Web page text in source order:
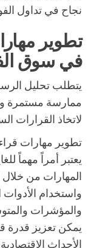
نجاح في تداول
تطوير
في سوق
يتطلب تحليل
ممارسة مستمرة
لاتخاذ القرارات
تطوير مهارات
يعتبر أمراً مهماً
المهارات من خلال
واستخدام الأدوات
والمؤشرات
يمكن تعزيز قدرة
الأحداث